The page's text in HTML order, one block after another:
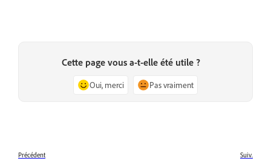
Cette page vous a-t-elle été utile ?
Oui, merci Pas vraiment
Précédent Suiv.